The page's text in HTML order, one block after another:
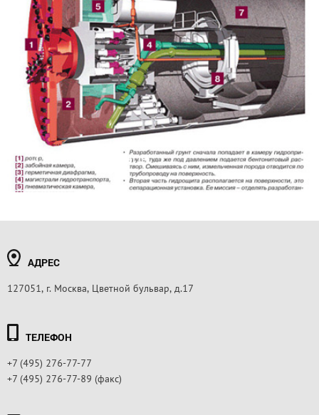
ГРОЗА ПЛЫВУНОВ
АДРЕС
127051, г. Москва, Цветной бульвар, д.17
ТЕЛЕФОН
+7 (495) 276-77-77
+7 (495) 276-77-89 (факс)